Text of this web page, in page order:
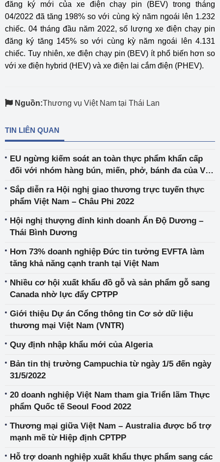
đăng ký mới của xe điện chạy pin (BEV) trong tháng
04/2022 đã tăng 198% so với cùng kỳ năm ngoái lên 1.232
chiếc. 04 tháng đầu năm 2022, số lượng xe điện chạy pin
đăng ký tăng 145% so với cùng kỳ năm ngoái lên 4.131
chiếc. Tuy nhiên, xe điện chạy pin (BEV) ít phổ biến hơn so
với xe điện hybrid (HEV) và xe điện lai cắm điện (PHEV).
Nguồn:Thương vụ Việt Nam tại Thái Lan
TIN LIÊN QUAN
EU ngừng kiếm soát an toàn thực phẩm khẩn cấp
đối với nhóm hàng bún, miến, phở, bánh đa của Việt
Sắp diễn ra Hội nghị giao thương trực tuyến thực
phẩm Việt Nam – Châu Phi 2022
Hội nghị thượng đỉnh kinh doanh Ấn Độ Dương –
Thái Bình Dương
Hơn 73% doanh nghiệp Đức tin tưởng EVFTA làm
tăng khả năng cạnh tranh tại Việt Nam
Nhiều cơ hội xuất khẩu đồ gỗ và sản phẩm gỗ sang
Canada nhờ lực đẩy CPTPP
Giới thiệu Dự án Cổng thông tin Cơ sở dữ liệu
thương mại Việt Nam (VNTR)
Quy định nhập khẩu mới của Algeria
Bản tin thị trường Campuchia từ ngày 1/5 đến ngày
31/5/2022
20 doanh nghiệp Việt Nam tham gia Triển lãm Thực
phẩm Quốc tế Seoul Food 2022
Thương mại giữa Việt Nam – Australia được bổ trợ
mạnh mẽ từ Hiệp định CPTPP
Hỗ trợ doanh nghiệp xuất khẩu thực phẩm sang các